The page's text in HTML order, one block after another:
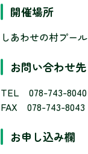
開催場所
しあわせの村プール
お問い合わせ先
TEL 078-743-8040
FAX 078-743-8043
お申し込み欄